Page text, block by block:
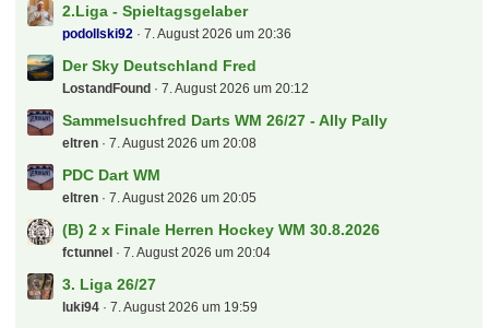
2.Liga - Spieltagsgelaber
podollski92 7. August 2026 um 20:36
Der Sky Deutschland Fred
LostandFound 7. August 2026 um 20:12
Sammelsuchfred Darts WM 26/27 - Ally Pally
eltren 7. August 2026 um 20:08
PDC Dart WM
eltren 7. August 2026 um 20:05
(B) 2 x Finale Herren Hockey WM 30.8.2026
fctunnel 7. August 2026 um 20:04
3. Liga 26/27
luki94 7. August 2026 um 19:59